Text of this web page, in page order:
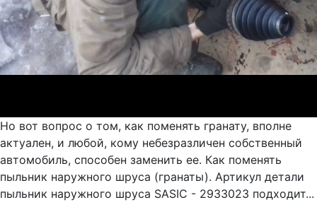
Но вот вопрос о том, как поменять гранату, вполне
актуален, и любой, кому небезразличен собственный
автомобиль, способен заменить ее. Как поменять
пыльник наружного шруса (гранаты). Артикул детали
пыльник наружного шруса SASIC - 2933023 подходит...